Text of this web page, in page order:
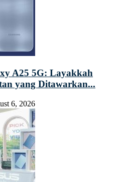
A25 5G: Layakkah
yang Ditawarkan...
6, 2026